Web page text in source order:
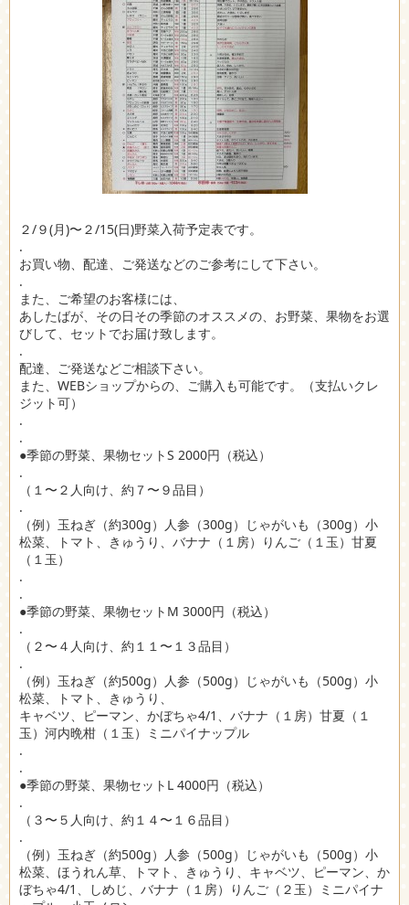
２/９(月)〜２/15(日)野菜入荷予定表です。
.
お買い物、配達、ご発送などのご参考にして下さい。
.
また、ご希望のお客様には、
あしたばが、その日その季節のオススメの、お野菜、果物をお選
びして、セットでお届け致します。
.
配達、ご発送などご相談下さい。
また、WEBショップからの、ご購入も可能です。（支払いクレ
ジット可）
.
.
●季節の野菜、果物セットS 2000円（税込）
.
（１〜２人向け、約７〜９品目）
.
（例）玉ねぎ（約300g）人参（300g）じゃがいも（300g）小
松菜、トマト、きゅうり、バナナ（１房）りんご（１玉）甘夏
（１玉）
.
.
●季節の野菜、果物セットM 3000円（税込）
.
（２〜４人向け、約１１〜１３品目）
.
（例）玉ねぎ（約500g）人参（500g）じゃがいも（500g）小
松菜、トマト、きゅうり、
キャベツ、ピーマン、かぼちゃ4/1、バナナ（１房）甘夏（１
玉）河内晩柑（１玉）ミニパイナップル
.
.
●季節の野菜、果物セットL 4000円（税込）
.
（３〜５人向け、約１４〜１６品目）
.
（例）玉ねぎ（約500g）人参（500g）じゃがいも（500g）小
松菜、ほうれん草、トマト、きゅうり、キャベツ、ピーマン、か
ぼちゃ4/1、しめじ、バナナ（１房）りんご（２玉）ミニパイナ